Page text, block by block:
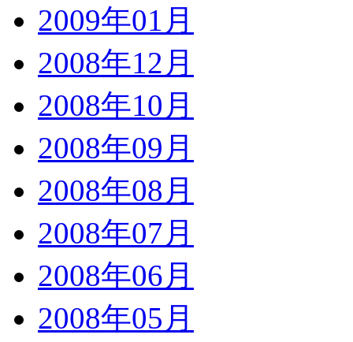
2009年01月
2008年12月
2008年10月
2008年09月
2008年08月
2008年07月
2008年06月
2008年05月